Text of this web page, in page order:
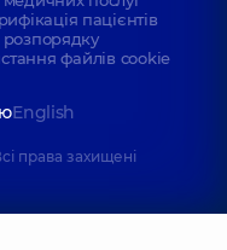
пацієнтів
файлів cookie
English
права захищені